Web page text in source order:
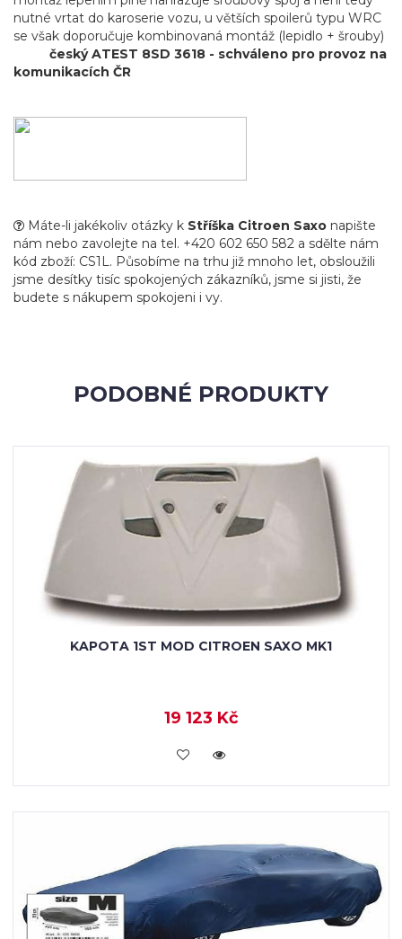
nutné vrtat do karoserie vozu, u větších spoilerů typu WRC
se však doporučuje kombinovaná montáž (lepidlo + šrouby)
český ATEST 8SD 3618 - schváleno pro provoz na
komunikacích ČR
Máte-li jakékoliv otázky k Stříška Citroen Saxo napište
nám nebo zavolejte na tel. +420 602 650 582 a sdělte nám
kód zboží: CS1L. Působíme na trhu již mnoho let, obsloužili
jsme desítky tisíc spokojených zákazníků, jsme si jisti, že
budete s nákupem spokojeni i vy.
PODOBNÉ PRODUKTY
KAPOTA 1ST MOD CITROEN SAXO MK1
19 123 Kč
KOUPIT